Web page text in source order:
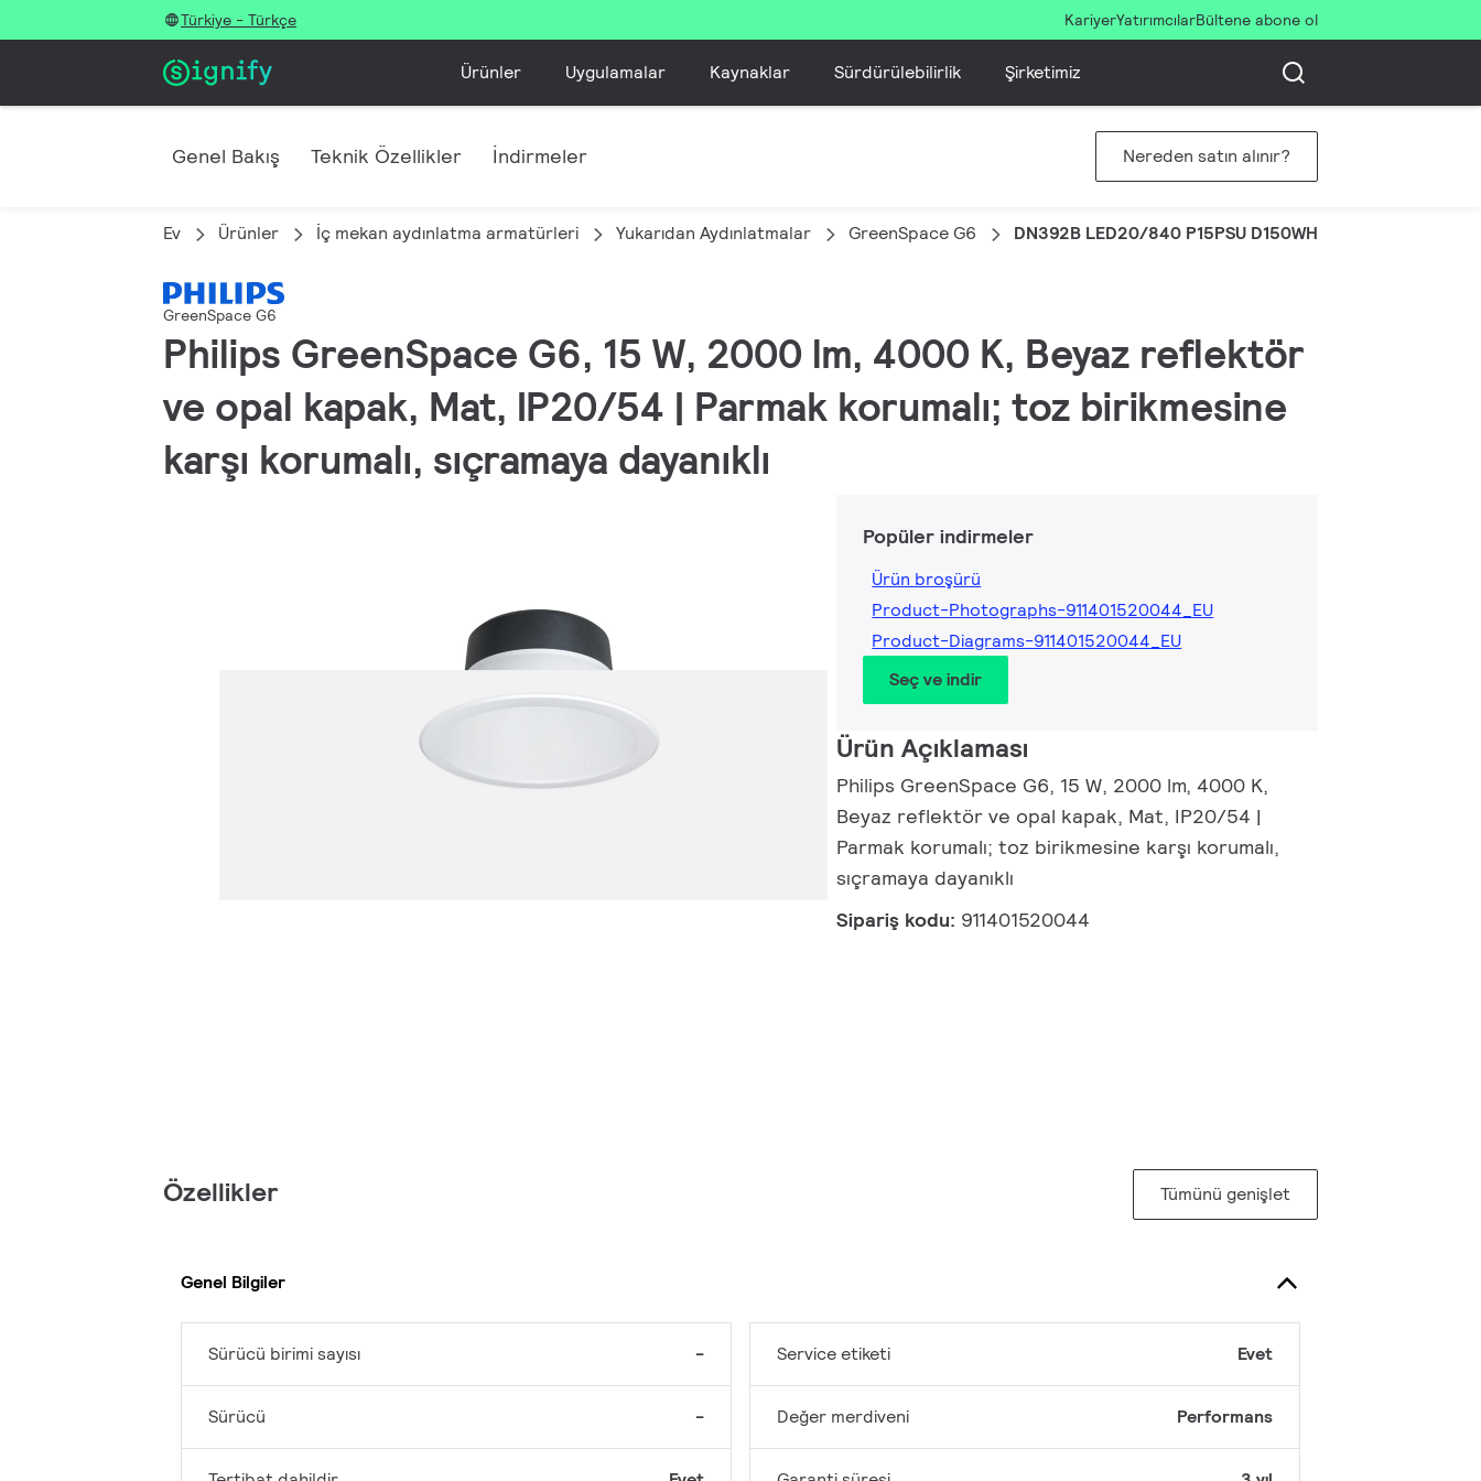
Türkiye - Türkçe KariyerYatırımcılarBültene abone ol
Ürünler Uygulamalar Kaynaklar Sürdürülebilirlik Şirketimiz
Genel Bakış Teknik Özellikler İndirmeler Nereden satın alınır?
Ev Ürünler İç mekan aydınlatma armatürleri Yukarıdan Aydınlatmalar GreenSpace G6 DN392B LED20/840 P15PSU D150WHWP CAUG2HE
GreenSpace G6
Philips GreenSpace G6, 15 W, 2000 lm, 4000 K, Beyaz reflektör
ve opal kapak, Mat, IP20/54 | Parmak korumalı; toz birikmesine
karşı korumalı, sıçramaya dayanıklı
Popüler indirmeler
Ürün broşürü
Product-Photographs-911401520044_EU
Product-Diagrams-911401520044_EU
Seç ve indir
Ürün Açıklaması
Philips GreenSpace G6, 15 W, 2000 lm, 4000 K,
Beyaz reflektör ve opal kapak, Mat, IP20/54 |
Parmak korumalı; toz birikmesine karşı korumalı,
sıçramaya dayanıklı
Sipariş kodu: 911401520044
Özellikler Tümünü genişlet
Genel Bilgiler
Sürücü birimi sayısı -
Sürücü -
Service etiketi Evet
Değer merdiveni Performans